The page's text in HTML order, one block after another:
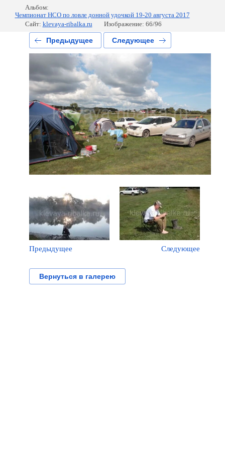
Альбом:
Чемпионат НСО по ловле донной удочкой 19-20 августа 2017
Сайт: klevaya-ribalka.ru Изображение: 66/96
Предыдущее Следующее
Предыдущее Следующее
Вернуться в галерею